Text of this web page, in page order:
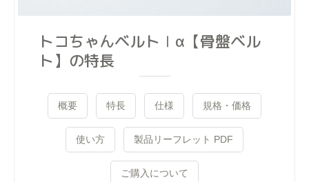
トコちゃんベルトⅠα【骨盤ベル
ト】の特長
概要 特長 仕様 規格・価格
使い方 製品リーフレット PDF
ご購入について